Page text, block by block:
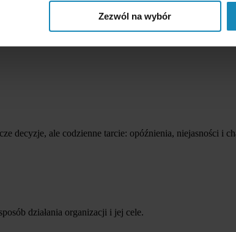
Zezwól na wybór
ruszyła na jasnych, wynegocjowanych
decyzje, ale codzienne tarcie: opóźnienia, niejasności i
działania organizacji i jej cele.